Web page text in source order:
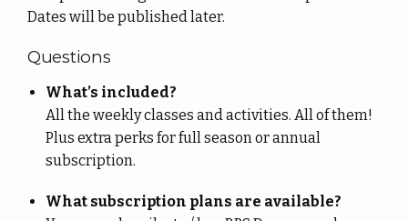
Dates will be published later.
Questions
What’s included?
All the weekly classes and activities. All of them!
Plus extra perks for full season or annual
subscription.
What subscription plans are available?